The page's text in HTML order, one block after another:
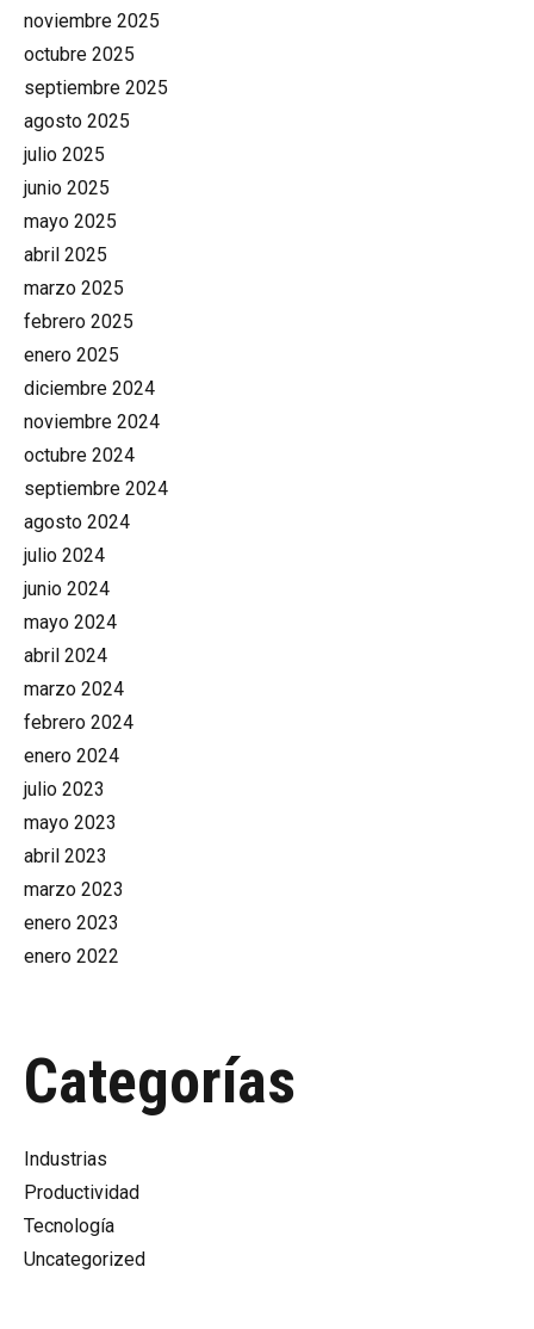
noviembre 2025
octubre 2025
septiembre 2025
agosto 2025
julio 2025
junio 2025
mayo 2025
abril 2025
marzo 2025
febrero 2025
enero 2025
diciembre 2024
noviembre 2024
octubre 2024
septiembre 2024
agosto 2024
julio 2024
junio 2024
mayo 2024
abril 2024
marzo 2024
febrero 2024
enero 2024
julio 2023
mayo 2023
abril 2023
marzo 2023
enero 2023
enero 2022
Categorías
Industrias
Productividad
Tecnología
Uncategorized